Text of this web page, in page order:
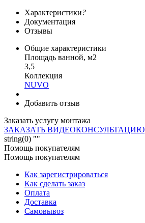
Характеристики?
Документация
Отзывы
Общие характеристики
Площадь ванной, м2
3,5
Коллекция
NUVO
Добавить отзыв
Заказать услугу монтажа
ЗАКАЗАТЬ ВИДЕОКОНСУЛЬТАЦИЮ
string(0) ""
Помощь покупателям
Помощь покупателям
Как зарегистрироваться
Как сделать заказ
Оплата
Доставка
Самовывоз